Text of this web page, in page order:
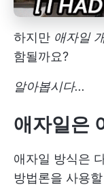
하지만 애자일
함될까요?
알아봅시다...
애자일은
애자일 방식은
방법론을 사용